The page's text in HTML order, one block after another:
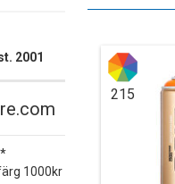
2001
1000kr
215